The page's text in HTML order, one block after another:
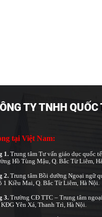
TY TNHH QUỐC
tại Việt Nam:
1.Trung tâm Tư vấn giáo dục quốc
Hồ Tùng Mậu, Q. Bắc Từ Liêm,
2.Trung tâm Bồi dưỡng Ngoại ngữ
1 Kiều Mai, Q. Bắc Từ Liêm, Hà Nội.
3.Trường CĐ TTC – Trung tâm
KĐG Yên Xá, Thanh Trì, Hà Nội.